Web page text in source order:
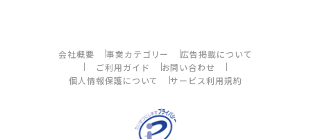
会社概要 事業カテゴリー
広告掲載について
ご利用ガイド
お問い合わせ
個人情報保護について
サービス利用規約